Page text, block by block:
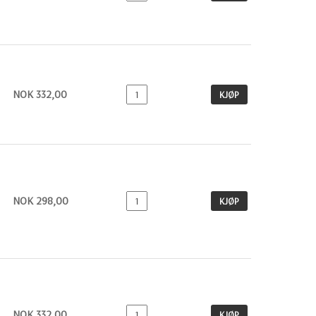
NOK 332,00 KJØP
NOK 298,00 KJØP